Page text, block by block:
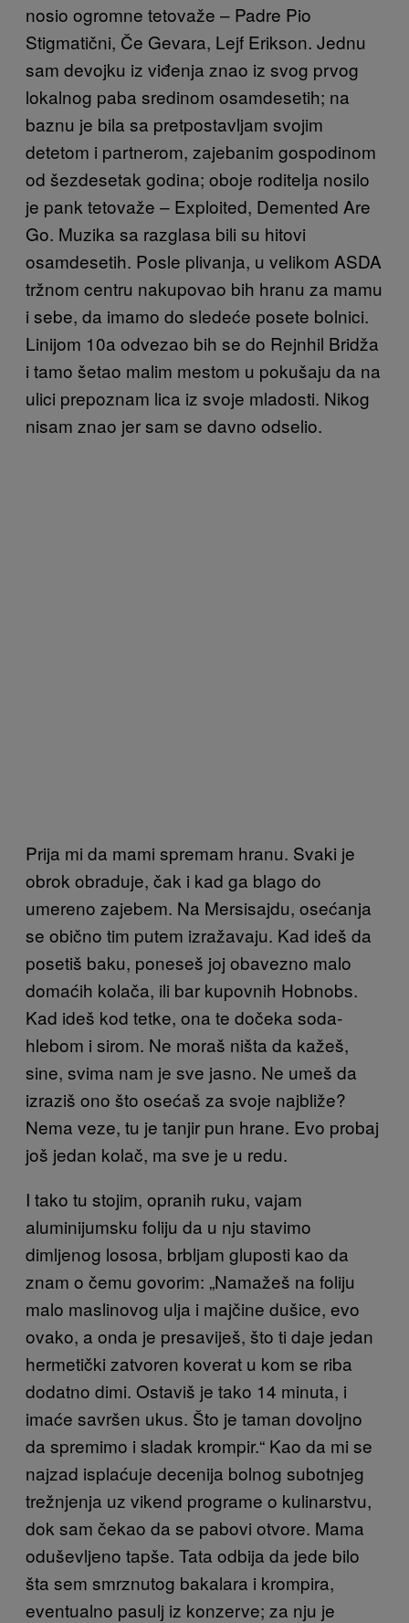
nosio ogromne tetovaže – Padre Pio
Stigmatični, Če Gevara, Lejf Erikson. Jednu
sam devojku iz viđenja znao iz svog prvog
lokalnog paba sredinom osamdesetih; na
baznu je bila sa pretpostavljam svojim
detetom i partnerom, zajebanim gospodinom
od šezdesetak godina; oboje roditelja nosilo
je pank tetovaže – Exploited, Demented Are
Go. Muzika sa razglasa bili su hitovi
osamdesetih. Posle plivanja, u velikom ASDA
tržnom centru nakupovao bih hranu za mamu
i sebe, da imamo do sledeće posete bolnici.
Linijom 10a odvezao bih se do Rejnhil Bridža
i tamo šetao malim mestom u pokušaju da na
ulici prepoznam lica iz svoje mladosti. Nikog
nisam znao jer sam se davno odselio.
Prija mi da mami spremam hranu. Svaki je
obrok obraduje, čak i kad ga blago do
umereno zajebem. Na Mersisajdu, osećanja
se obično tim putem izražavaju. Kad ideš da
posetiš baku, poneseš joj obavezno malo
domaćih kolača, ili bar kupovnih Hobnobs.
Kad ideš kod tetke, ona te dočeka soda-
hlebom i sirom. Ne moraš ništa da kažeš,
sine, svima nam je sve jasno. Ne umeš da
izraziš ono što osećaš za svoje najbliže?
Nema veze, tu je tanjir pun hrane. Evo probaj
još jedan kolač, ma sve je u redu.
I tako tu stojim, opranih ruku, vajam
aluminijumsku foliju da u nju stavimo
dimljenog lososa, brbljam gluposti kao da
znam o čemu govorim: „Namažeš na foliju
malo maslinovog ulja i majčine dušice, evo
ovako, a onda je presaviješ, što ti daje jedan
hermetički zatvoren koverat u kom se riba
dodatno dimi. Ostaviš je tako 14 minuta, i
imaće savršen ukus. Što je taman dovoljno
da spremimo i sladak krompir.“ Kao da mi se
najzad isplaćuje decenija bolnog subotnjeg
trežnjenja uz vikend programe o kulinarstvu,
dok sam čekao da se pabovi otvore. Mama
oduševljeno tapše. Tata odbija da jede bilo
šta sem smrznutog bakalara i krompira,
eventualno pasulj iz konzerve; za nju je